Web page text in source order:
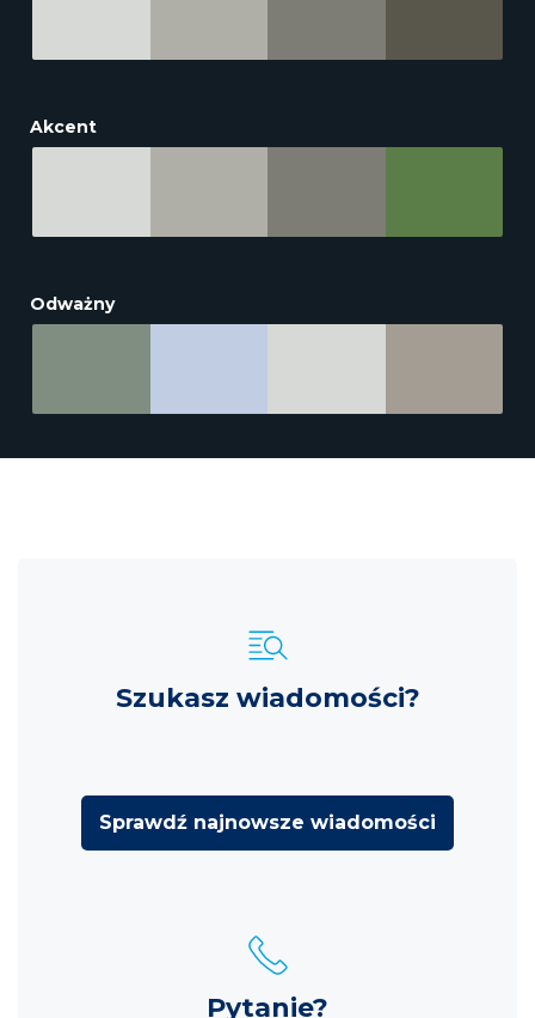
Akcent
Odważny
Szukasz wiadomości?
Sprawdź najnowsze wiadomości
Pytanie?